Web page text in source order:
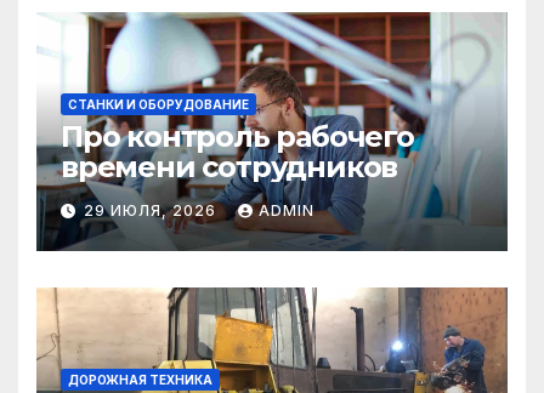
СТАНКИ И ОБОРУДОВАНИЕ
Про контроль рабочего
времени сотрудников
29 ИЮЛЯ, 2026 ADMIN
ДОРОЖНАЯ ТЕХНИКА